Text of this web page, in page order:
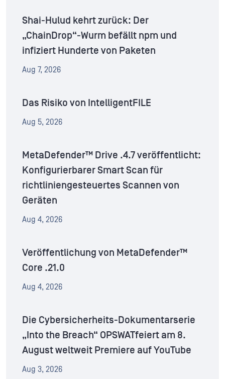
Shai-Hulud kehrt zurück: Der
„ChainDrop“-Wurm befällt npm und
infiziert Hunderte von Paketen
Aug 7, 2026
Das Risiko von IntelligentFILE
Aug 5, 2026
MetaDefender™ Drive .4.7 veröffentlicht:
Konfigurierbarer Smart Scan für
richtliniengesteuertes Scannen von
Geräten
Aug 4, 2026
Veröffentlichung von MetaDefender™
Core .21.0
Aug 4, 2026
Die Cybersicherheits-Dokumentarserie
„Into the Breach“ OPSWATfeiert am 8.
August weltweit Premiere auf YouTube
Aug 3, 2026